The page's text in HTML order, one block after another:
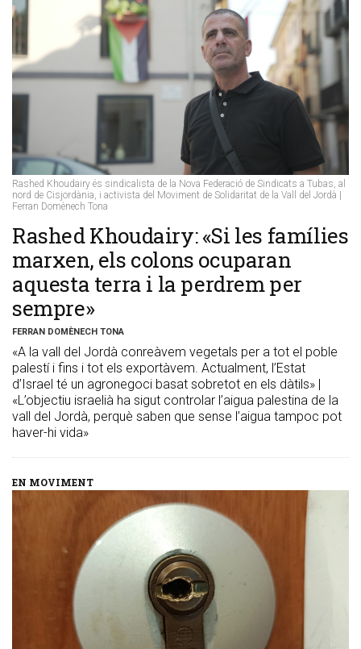
Rashed Khoudairy és sindicalista de la Nova Federació de Sindicats a Tubas, al
nord de Cisjordània, i activista del Moviment de Solidaritat de la Vall del Jordà |
Ferran Domènech Tona
Rashed Khoudairy: «Si les famílies
marxen, els colons ocuparan
aquesta terra i la perdrem per
sempre»
FERRAN DOMÈNECH TONA
«A la vall del Jordà conreàvem vegetals per a tot el poble
palestí i fins i tot els exportàvem. Actualment, l’Estat
d’Israel té un agronegoci basat sobretot en els dàtils» |
«L’objectiu israelià ha sigut controlar l’aigua palestina de la
vall del Jordà, perquè saben que sense l’aigua tampoc pot
haver-hi vida»
EN MOVIMENT